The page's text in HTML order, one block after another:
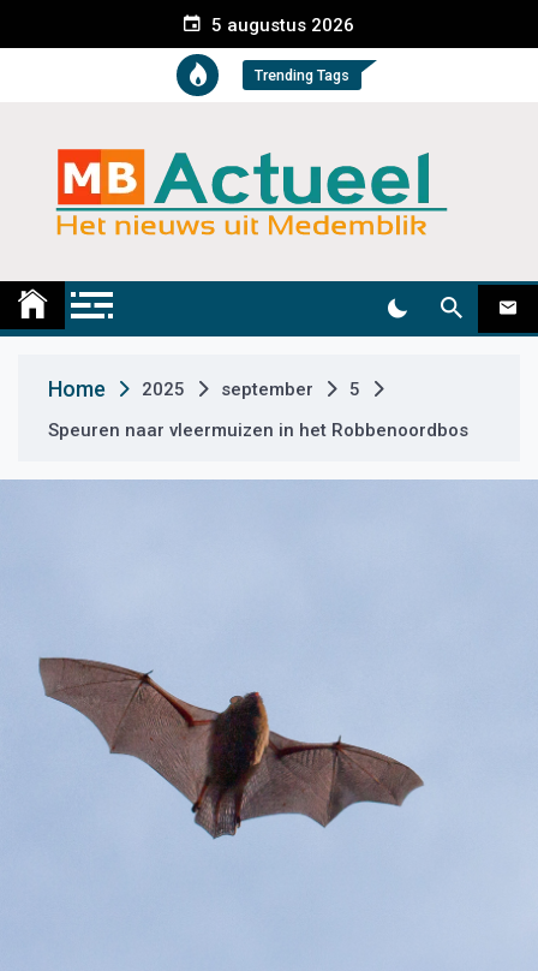
e
t
5 augustus 2026
Trending Tags
Medemblik Actueel
Home 2025 september
5
Speuren naar vleermuizen in het Robbenoordbos